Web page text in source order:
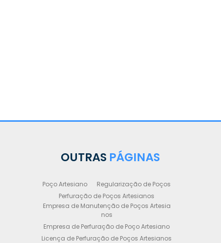
OUTRAS PÁGINAS
Poço Artesiano
Regularização de Poços
Perfuração de Poços Artesianos
Empresa de Manutenção de Poços Artesia
nos
Empresa de Perfuração de Poço Artesiano
Licença de Perfuração de Poços Artesianos